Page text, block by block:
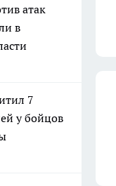
атак
в
7
у бойцов